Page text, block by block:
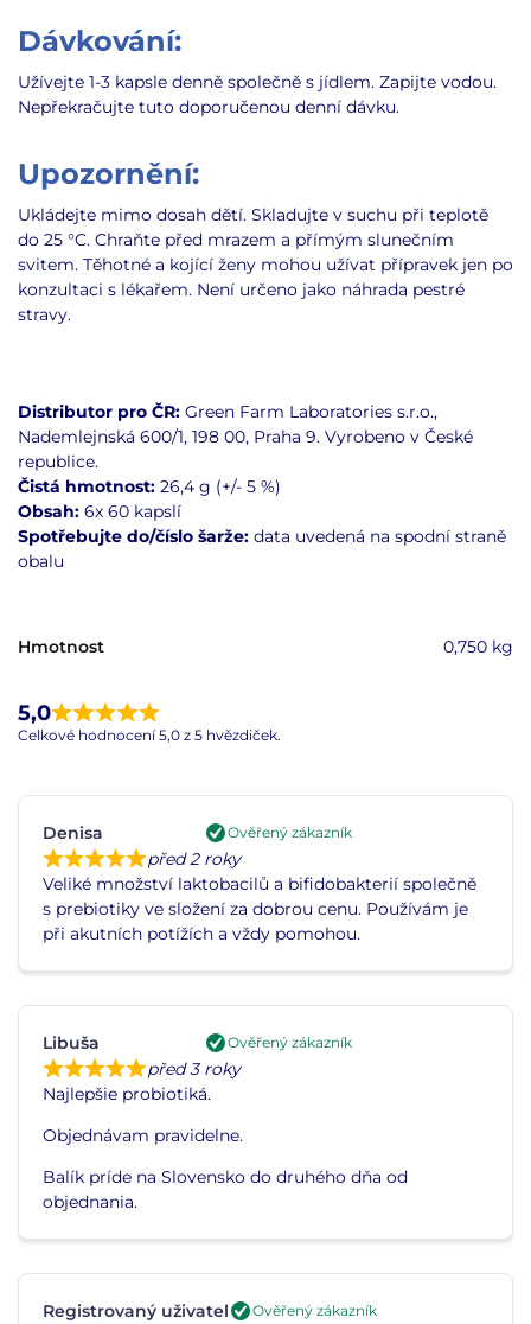
Dávkování:
Užívejte 1-3 kapsle denně společně s jídlem. Zapijte vodou.
Nepřekračujte tuto doporučenou denní dávku.
Upozornění:
Ukládejte mimo dosah dětí. Skladujte v suchu při teplotě
do 25 °C. Chraňte před mrazem a přímým slunečním
svitem. Těhotné a kojící ženy mohou užívat přípravek jen po
konzultaci s lékařem. Není určeno jako náhrada pestré
stravy.
Distributor pro ČR: Green Farm Laboratories s.r.o.,
Nademlejnská 600/1, 198 00, Praha 9. Vyrobeno v České
republice.
Čistá hmotnost: 26,4 g (+/- 5 %)
Obsah: 6x 60 kapslí
Spotřebujte do/číslo šarže: data uvedená na spodní straně
obalu
Hmotnost 0,750 kg
5,0
Celkové hodnocení 5,0 z 5 hvězdiček.
před 2 roky
Veliké množství laktobacilů a bifidobakterií společně
s prebiotiky ve složení za dobrou cenu. Používám je
při akutních potížích a vždy pomohou.
Denisa Ověřený zákazník
před 3 roky
Najlepšie probiotiká.
Objednávam pravidelne.
Balík príde na Slovensko do druhého dňa od
objednania.
Libuša Ověřený zákazník
Registrovaný uživatel Ověřený zákazník